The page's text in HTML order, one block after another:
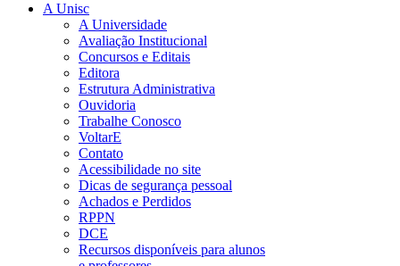
A Unisc
A Universidade
Avaliação Institucional
Concursos e Editais
Editora
Estrutura Administrativa
Ouvidoria
Trabalhe Conosco
VoltarE
Contato
Acessibilidade no site
Dicas de segurança pessoal
Achados e Perdidos
RPPN
DCE
Recursos disponíveis para alunos